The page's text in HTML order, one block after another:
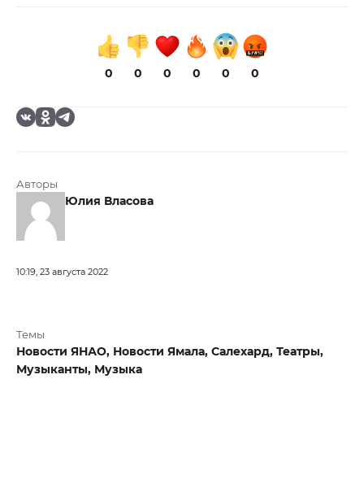
0 0 0 0 0 0
Авторы
Юлия Власова
10:19, 23 августа 2022
Темы
Новости ЯНАО, Новости Ямала, Салехард, Театры,
Музыканты, Музыка